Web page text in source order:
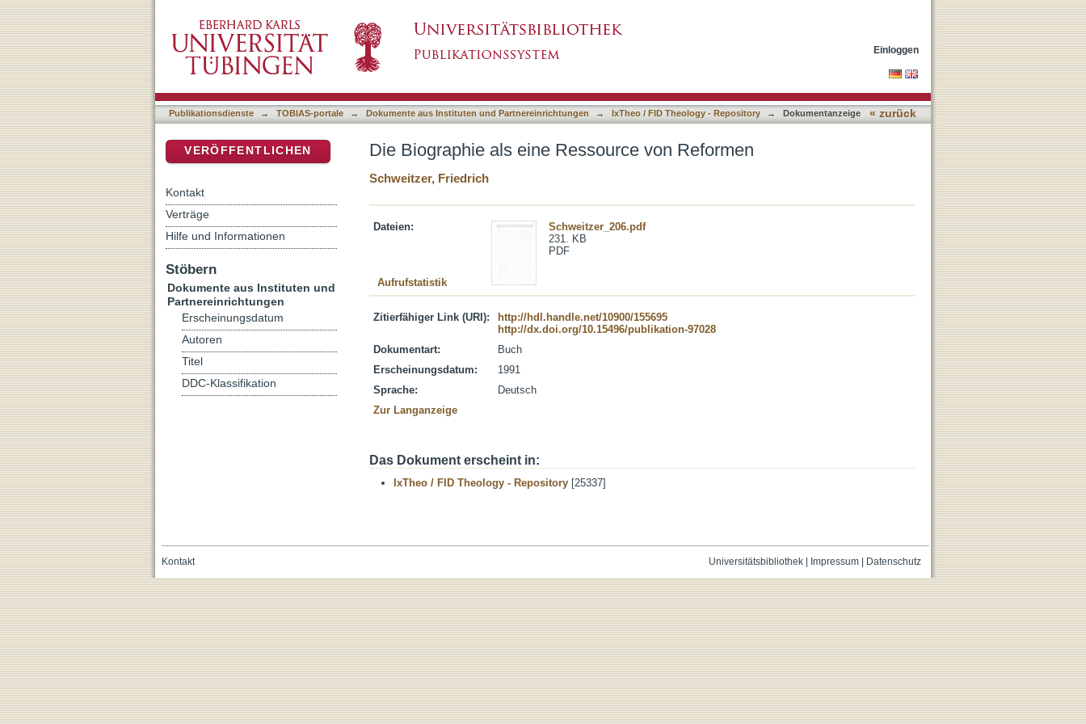
Einloggen
Publikationsdienste → TOBIAS-portale → Dokumente aus Instituten und Partnereinrichtungen → IxTheo / FID Theology - Repository → Dokumentanzeige « zurück
Die Biographie als eine Ressource von Reformen
Schweitzer, Friedrich
Dateien:
Schweitzer_206.pdf
231. KB
PDF
Aufrufstatistik
Zitierfähiger Link (URI):
http://hdl.handle.net/10900/155695
http://dx.doi.org/10.15496/publikation-97028
Dokumentart:
Buch
Erscheinungsdatum:
1991
Sprache:
Deutsch
Zur Langanzeige
Das Dokument erscheint in:
IxTheo / FID Theology - Repository [25337]
VERÖFFENTLICHEN
Kontakt
Verträge
Hilfe und Informationen
Stöbern
Dokumente aus Instituten und
Partnereinrichtungen
Erscheinungsdatum
Autoren
Titel
DDC-Klassifikation
Universitätsbibliothek| Impressum| Datenschutz
Kontakt